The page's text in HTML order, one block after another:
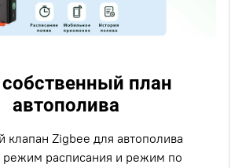
план
автополива
клапан Zigbee для автополива
режим расписания и режим по